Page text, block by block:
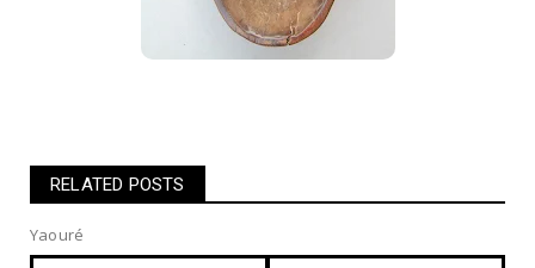
RELATED POSTS
Yaouré